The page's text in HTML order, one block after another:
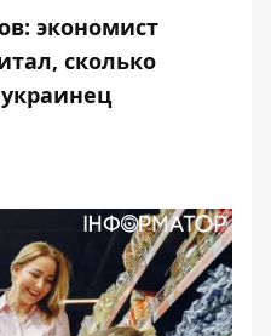
экономист
сколько